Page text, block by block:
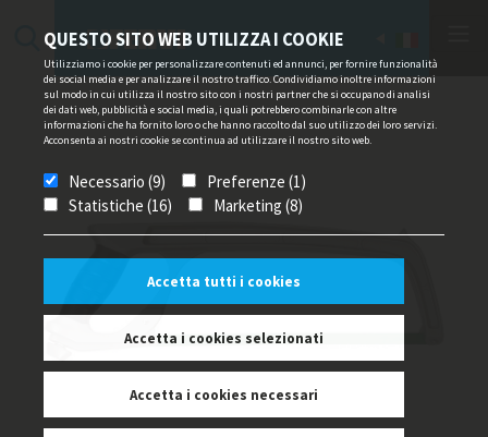
QUESTO SITO WEB UTILIZZA I COOKIE
Utilizziamo i cookie per personalizzare contenuti ed annunci, per fornire funzionalità
dei social media e per analizzare il nostro traffico. Condividiamo inoltre informazioni
sul modo in cui utilizza il nostro sito con i nostri partner che si occupano di analisi
dei dati web, pubblicità e social media, i quali potrebbero combinarle con altre
informazioni che ha fornito loro o che hanno raccolto dal suo utilizzo dei loro servizi.
Acconsenta ai nostri cookie se continua ad utilizzare il nostro sito web.
Necessario (9)
Preferenze (1)
Statistiche (16)
Marketing (8)
Accetta tutti i cookies
Accetta i cookies selezionati
Accetta i cookies necessari